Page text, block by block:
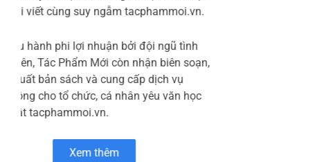
hiện đại với tinh thần sáng tạo để tạo ra sản
nguyên liệu thân thiện với môi trường và quy
trình sản xuất xanh Micopak.
Bên cạnh danh mục sản phẩm đa dạng, Micopak
còn nhấn mạnh các ưu điểm như giá thành cạnh